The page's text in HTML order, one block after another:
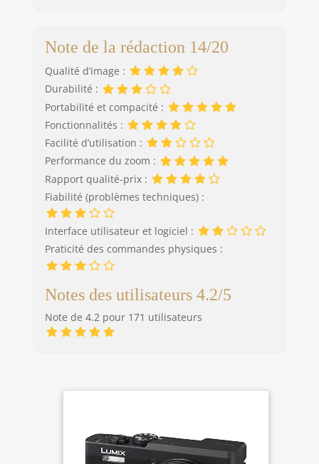
Note de la rédaction 14/20
Qualité d’image :
Durabilité :
Portabilité et compacité :
Fonctionnalités :
Facilité d’utilisation :
Performance du zoom :
Rapport qualité-prix :
Fiabilité (problèmes techniques) :
Interface utilisateur et logiciel :
Praticité des commandes physiques :
Notes des utilisateurs 4.2/5
Note de 4.2 pour 171 utilisateurs